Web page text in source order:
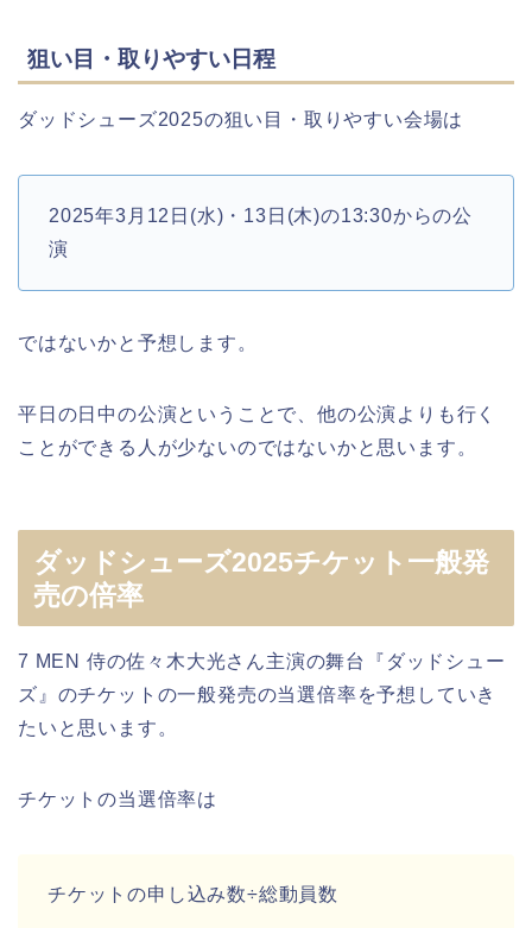
狙い目・取りやすい日程
ダッドシューズ2025の狙い目・取りやすい会場は
2025年3月12日(水)・13日(木)の13:30からの公
演
ではないかと予想します。
平日の日中の公演ということで、他の公演よりも行く
ことができる人が少ないのではないかと思います。
ダッドシューズ2025チケット一般発
売の倍率
7 MEN 侍の佐々木大光さん主演の舞台『ダッドシュー
ズ』のチケットの一般発売の当選倍率を予想していき
たいと思います。
チケットの当選倍率は
チケットの申し込み数÷総動員数